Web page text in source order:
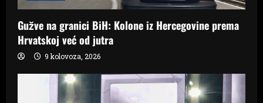
Gužve na granici BiH: Kolone iz Hercegovine prema
Hrvatskoj već od jutra
9 kolovoza, 2026